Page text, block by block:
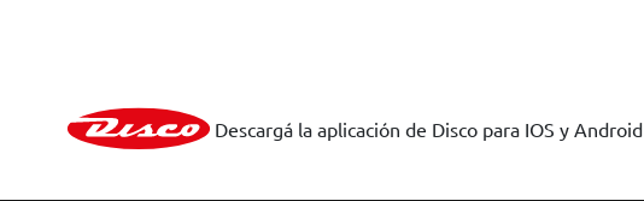
Descargá la aplicación de Disco para IOS y Android